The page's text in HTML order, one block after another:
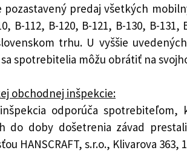
pozastavený predaj všetkých
B-112, B-120, B-121, B-130, B-131,
trhu. U vyššie
spotrebitelia môžu obrátiť na
obchodnej inšpekcie:
odporúča
do doby došetrenia závad
HANSCRAFT, s.r.o., Klivarova 363,